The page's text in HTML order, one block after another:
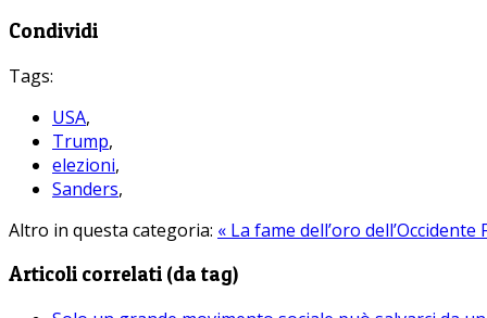
Condividi
Tags:
USA,
Trump,
elezioni,
Sanders,
Altro in questa categoria: « La fame dell’oro dell’Occidente
Articoli correlati (da tag)